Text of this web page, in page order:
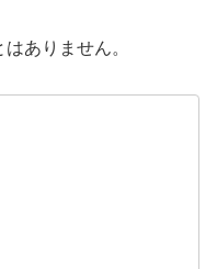
ありません。